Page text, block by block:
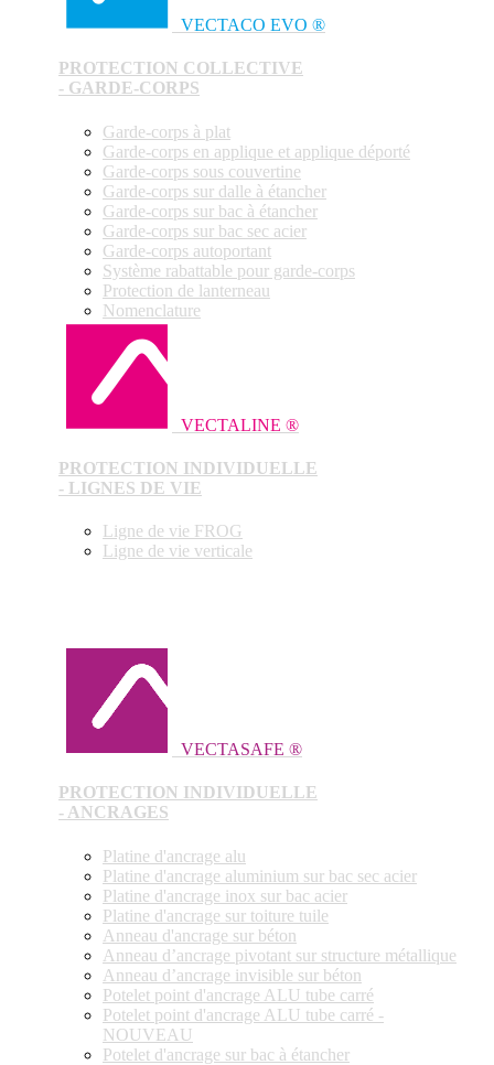
VECTACO EVO ®
PROTECTION COLLECTIVE
- GARDE-CORPS
Garde-corps à plat
Garde-corps en applique et applique déporté
Garde-corps sous couvertine
Garde-corps sur dalle à étancher
Garde-corps sur bac à étancher
Garde-corps sur bac sec acier
Garde-corps autoportant
Système rabattable pour garde-corps
Protection de lanterneau
Nomenclature
VECTALINE ®
PROTECTION INDIVIDUELLE
- LIGNES DE VIE
Ligne de vie FROG
Ligne de vie verticale
VECTASAFE ®
PROTECTION INDIVIDUELLE
- ANCRAGES
Platine d'ancrage alu
Platine d'ancrage aluminium sur bac sec acier
Platine d'ancrage inox sur bac acier
Platine d'ancrage sur toiture tuile
Anneau d'ancrage sur béton
Anneau d’ancrage pivotant sur structure métallique
Anneau d’ancrage invisible sur béton
Potelet point d'ancrage ALU tube carré
Potelet point d'ancrage ALU tube carré -
NOUVEAU
Potelet d'ancrage sur bac à étancher